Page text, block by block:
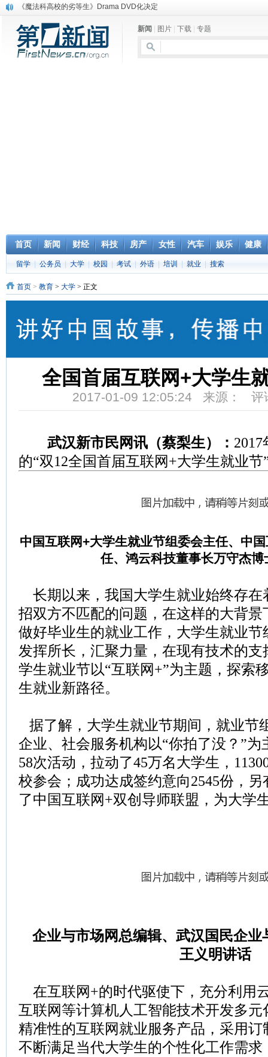
《魔法科高校的劣等生》Drama DVD化决定
消息称刘强东要求京东商城明年扭亏为盈
保健品也能吃出一身病? 康宝莱员工自揭多项家丑
煤价"跳水"电企利润"蹦高" 电煤联动亟待完善
新闻 图片 下载 专题
首页 新闻 财经 科技 房产 女性 汽车 娱乐 健康
留学 公务员 大学 校园 考试 外语 培训 就业 搜索
首页 > 教育 > 大学 > 正文
全国首届互联网+大学生
2017-01-09 12:05:24 来源： 评
武汉新市民网讯（蔡梨生）：
的“双12全国首届互联网+大学生就业
中国互联网+大学生就业节组委会主任、中
任、鸿云科技董事长万守杰博
长期以来，我国大学生就业始终存在
招双方不匹配的问题，在这样的大背
做好毕业生的就业工作，大学生就业
发挥所长，汇聚力量，在现有技术的
学生就业节以“互联网+”为主题，探索
生就业新路径。
据了解，大学生就业节期间，就业节
企业、社会服务机构以“你拍了没？”
58次活动，拉动了45万名大学生，
校参会；成功达成签约意向2545份，
了中国互联网+双创导师联盟，为大学
企业与市场网总编辑、武汉国民企
王义明讲话
在互联网+的时代驱使下，充分利用
互联网等计算机人工智能技术开发多
精准性的互联网就业服务产品，采用
不断满足当代大学生的个性化工作需